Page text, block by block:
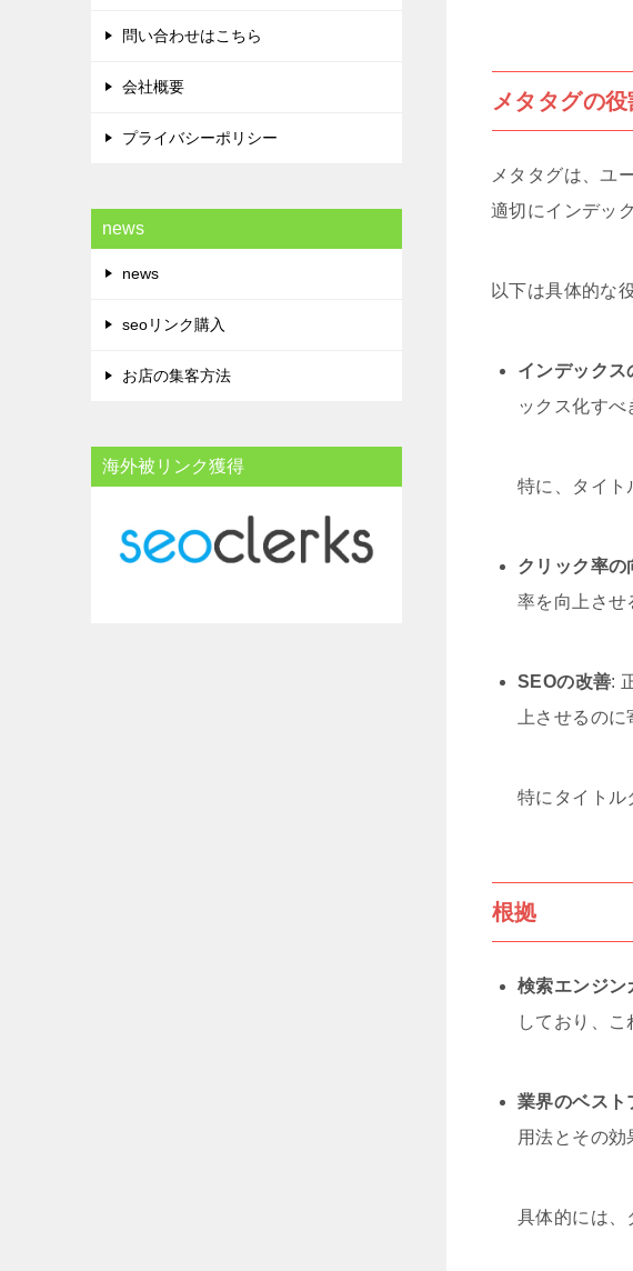
メタタグの
メタタグは、ユ
適切にインデッ
以下は具体的な
インデックス
ックス化すべ
特に、タイト
クリック率の
率を向上させ
SEOの改善:
上させるのに
特にタイトル
根拠
検索エンジン
しており、
業界のベスト
用法とその効
具体的には、
問い合わせはこちら
会社概要
プライバシーポリシー
news
news
seoリンク購入
お店の集客方法
海外被リンク獲得